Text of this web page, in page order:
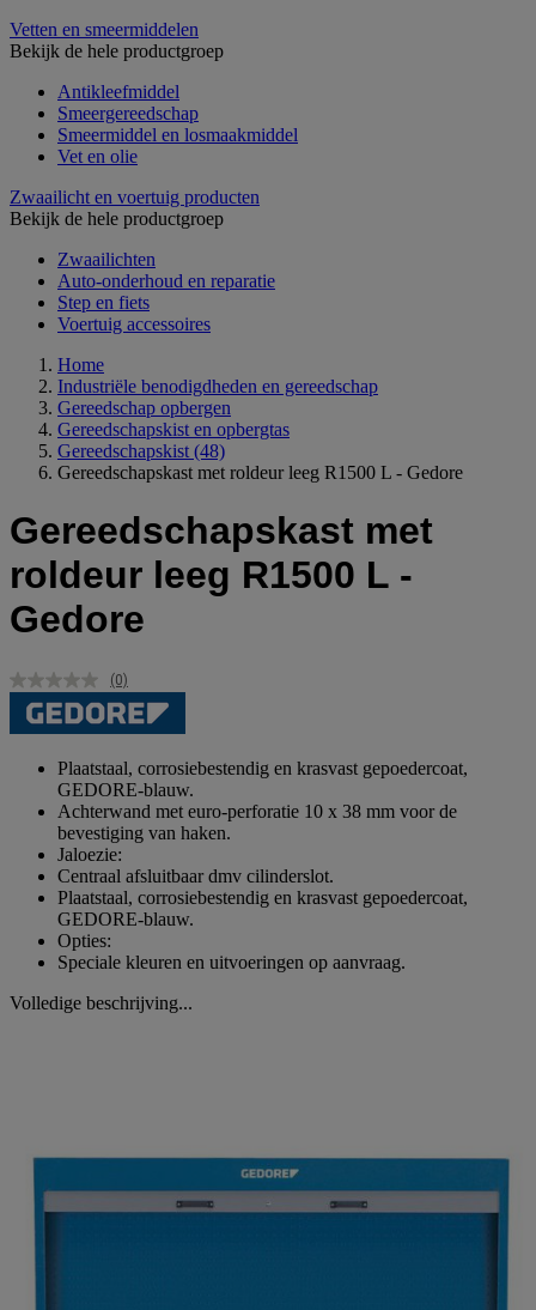
Vetten en smeermiddelen
Bekijk de hele productgroep
Antikleefmiddel
Smeergereedschap
Smeermiddel en losmaakmiddel
Vet en olie
Zwaailicht en voertuig producten
Bekijk de hele productgroep
Zwaailichten
Auto-onderhoud en reparatie
Step en fiets
Voertuig accessoires
Home
Industriële benodigdheden en gereedschap
Gereedschap opbergen
Gereedschapskist en opbergtas
Gereedschapskist (48)
Gereedschapskast met roldeur leeg R1500 L - Gedore
Gereedschapskast met
roldeur leeg R1500 L -
Gedore
Geen
scorewaarde.
Dezelfde
(0)
Plaatstaal, corrosiebestendig en krasvast gepoedercoat,
GEDORE-blauw.
Achterwand met euro-perforatie 10 x 38 mm voor de
bevestiging van haken.
Jaloezie:
Centraal afsluitbaar dmv cilinderslot.
Plaatstaal, corrosiebestendig en krasvast gepoedercoat,
GEDORE-blauw.
Opties:
Speciale kleuren en uitvoeringen op aanvraag.
Volledige beschrijving...